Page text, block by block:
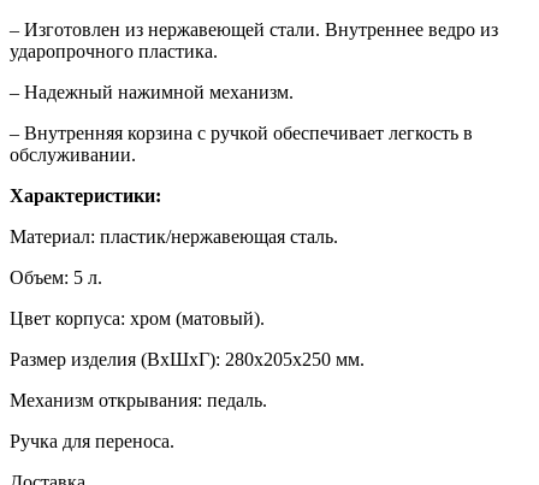
– Изготовлен из нержавеющей стали. Внутреннее ведро из
ударопрочного пластика.
– Надежный нажимной механизм.
– Внутренняя корзина с ручкой обеспечивает легкость в
обслуживании.
Характеристики:
Материал: пластик/нержавеющая сталь.
Объем: 5 л.
Цвет корпуса: хром (матовый).
Размер изделия (ВхШхГ): 280х205х250 мм.
Механизм открывания: педаль.
Ручка для переноса.